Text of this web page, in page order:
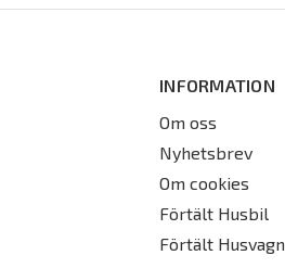
INFORMATION
Om oss
Nyhetsbrev
Om cookies
Förtält Husbil
Förtält Husvagn